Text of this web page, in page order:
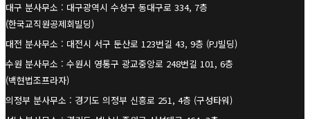
대구 분사무소 : 대구광역시 수성구 동대구로 334, 7층
(한국교직원공제회빌딩)
대전 분사무소 : 대전시 서구 둔산로 123번길 43, 9층 (PJ빌딩)
수원 분사무소 : 수원시 영통구 광교중앙로 248번길 101, 6층
(백현법조프라자)
의정부 분사무소 : 경기도 의정부 신흥로 251, 4층 (구성타워)